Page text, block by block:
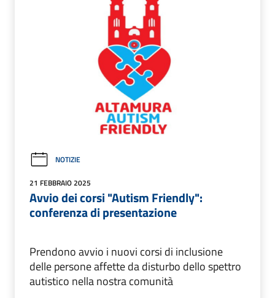
NOTIZIE
21 FEBBRAIO 2025
Avvio dei corsi "Autism Friendly":
conferenza di presentazione
Prendono avvio i nuovi corsi di inclusione
delle persone affette da disturbo dello spettro
autistico nella nostra comunità